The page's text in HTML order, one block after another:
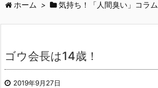
ホーム > 気持ち！「人間臭い」コラム
ゴウ会長は14歳！
2019年9月27日